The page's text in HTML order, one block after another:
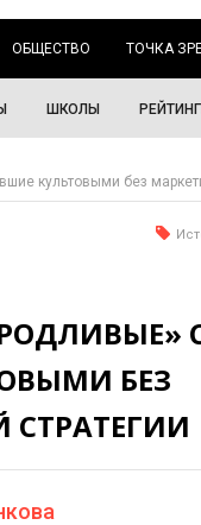
ОБЩЕСТВО ТОЧКА
ШКОЛЫ
культовыми без
БЕЗ
СТРАТЕГИИ